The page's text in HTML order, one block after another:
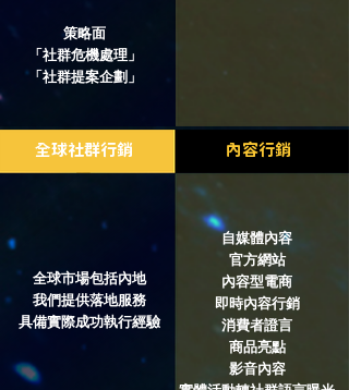
策略面
「社群危機處理」
​「社群提案企劃」
全球社群行銷 內容行銷
全球市場包括內地
我們提供落地服務
​具備實際成功執行經驗
自媒體內容
官方網站
內容型電商
即時內容行銷
消費者證言
商品亮點
影音內容